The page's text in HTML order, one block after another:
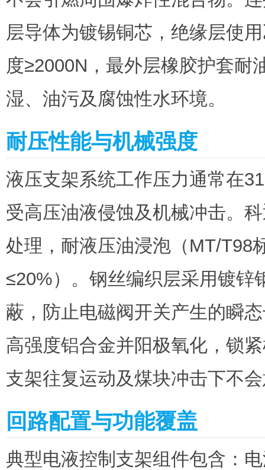
层导体为镀锡铜芯，绝缘层使
度≥2000N，最外层橡胶护套耐
湿、油污及腐蚀性水环境。
耐压性能与机械强度
液压支架系统工作压力通常在
受高压油液侵蚀及机械冲击。
处理，耐液压油浸泡（MT/
≤20%）。钢丝编织层采用镀锌
蔽，防止电磁阀开关产生的瞬
高强度铝合金并阳极氧化，锁
支架往复运动及煤块冲击下不
回路配置与功能覆盖
典型电液控制支架组件包含：